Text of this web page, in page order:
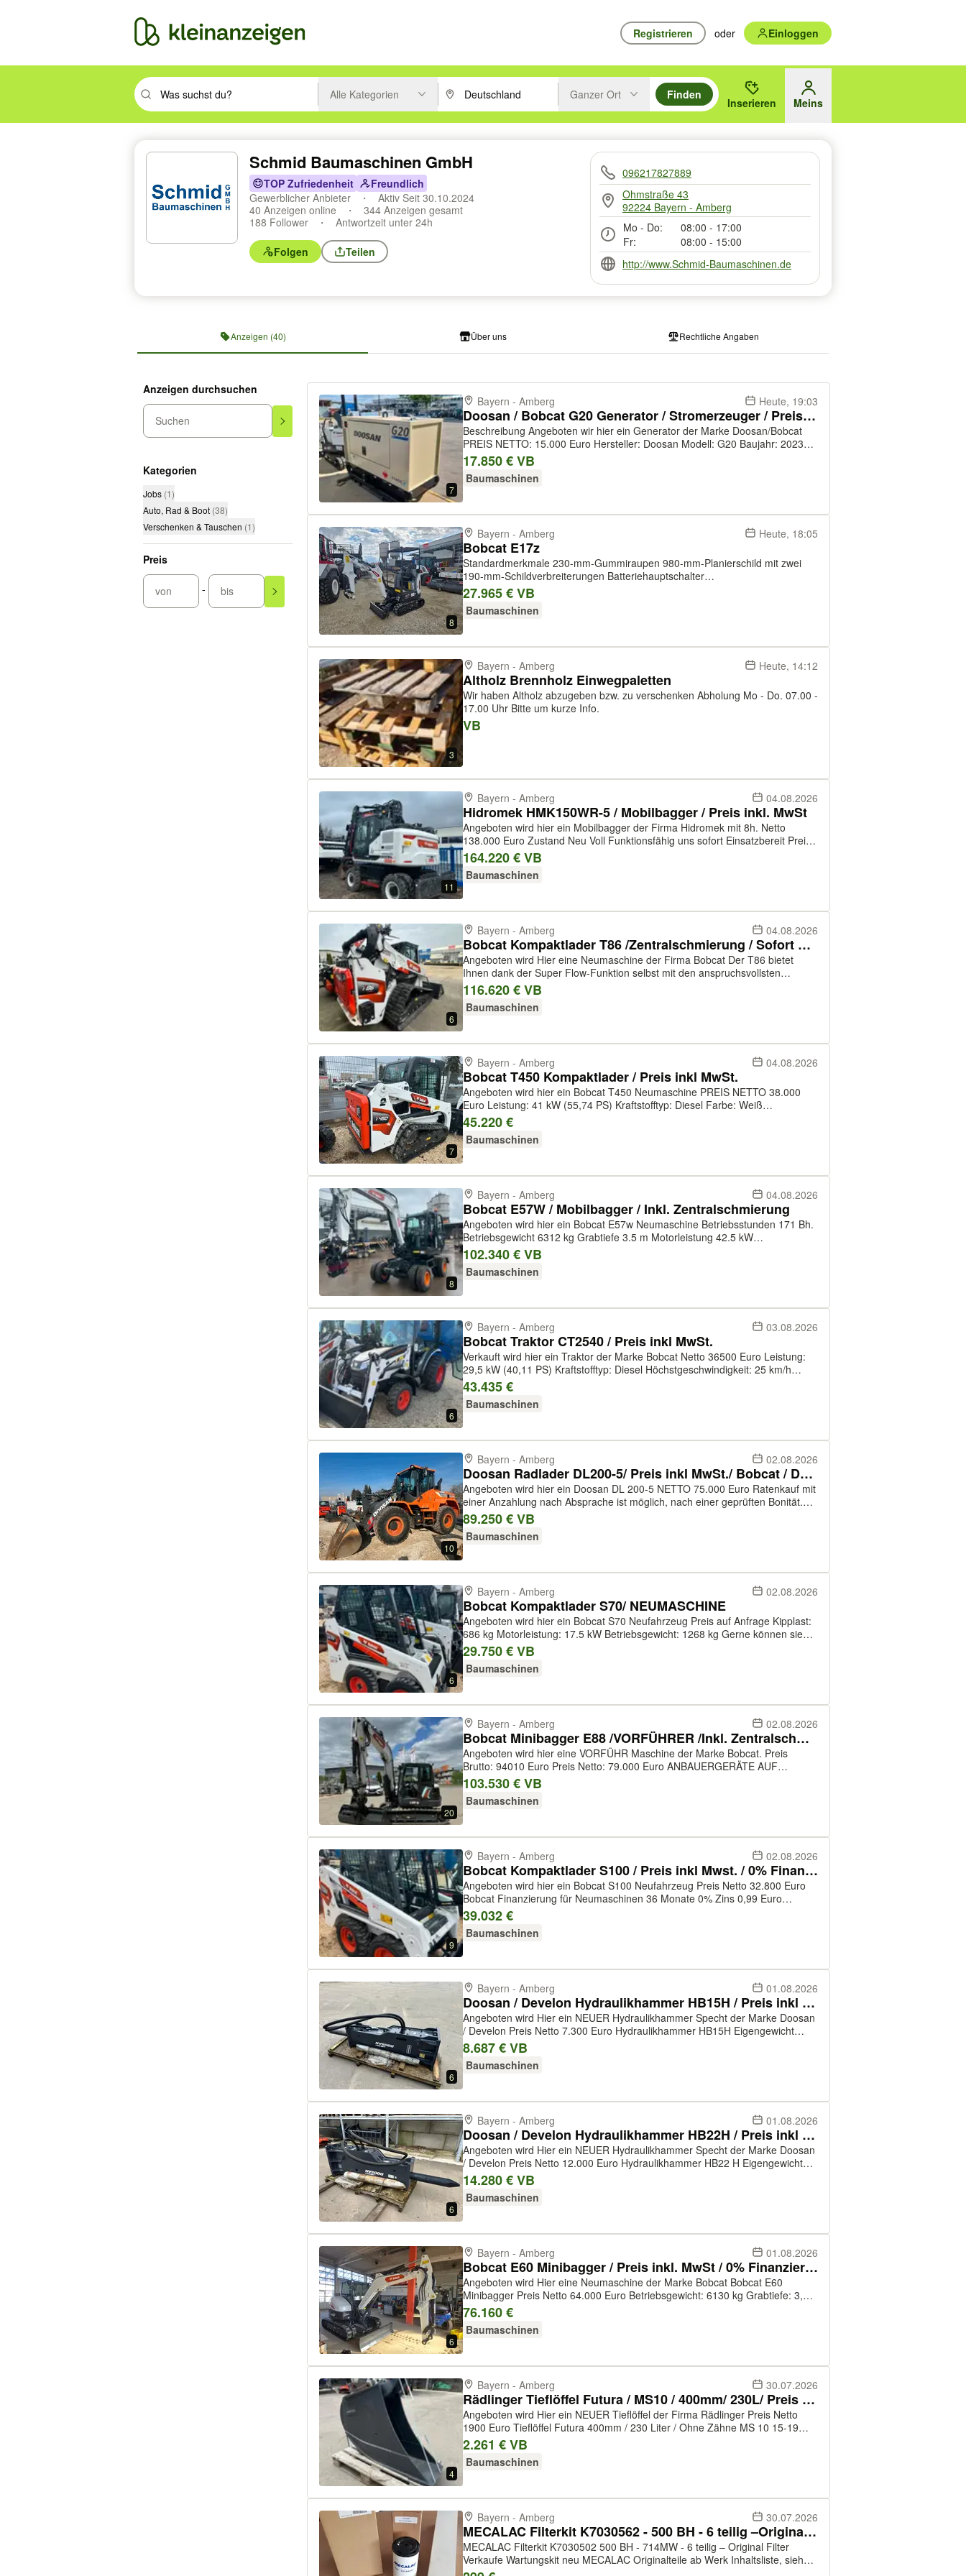
Registrieren oder Einloggen
Suchbegriff eingeben. Eingabetaste drücken um zu suchen, oder Vorschläge mit den Pfeiltasten nach oben/unten durchsuchen und mit Eingabetaste auswählen.
Alle Kategorien PLZ oder Ort eingeben. Eingabetaste drücken um zu suchen, oder Vorschläge mit den Pfeiltasten nach oben/
Ganzer Ort
Finden
Inserieren Meins
Schmid Baumaschinen GmbH
TOP Zufriedenheit
Freundlich
Gewerblicher Anbieter
Aktiv Seit 30.10.2024
40 Anzeigen online
344 Anzeigen gesamt
188 Follower
Antwortzeit unter 24h
Folgen Teilen
096217827889
Ohmstraße 43
92224 Bayern - Amberg
Mo - Do:
08:00 - 17:00
Fr:
08:00 - 15:00
http://www.Schmid-Baumaschinen.de
Anzeigen (40) Über uns Rechtliche Angaben
Anzeigen durchsuchen
Suchen
Kategorien
Jobs (1)
Auto, Rad & Boot (38)
Verschenken & Tauschen (1)
Preis
von - bis
7
Bayern - Amberg Heute, 19:03
Doosan / Bobcat G20 Generator / Stromerzeuger / Preis inkl. Mwst
Beschreibung Angeboten wir hier ein Generator der Marke Doosan/Bobcat
PREIS NETTO: 15.000 Euro Hersteller: Doosan Modell: G20 Baujahr: 2023
Zustand: Neu Leistung: 15 kW (20,39 PS) Ausstattung: UVV 1 x G20-CE –
Stufe 5 – Generator mit 19 KVA und...
17.850 € VB
Baumaschinen
8
Bayern - Amberg Heute, 18:05
Bobcat E17z
Standardmerkmale 230-mm-Gummiraupen 980-mm-Planierschild mit zwei
190-mm-Schildverbreiterungen Batteriehauptschalter
Steuerkonsolenverriegelung Gegengewicht Getränkehalter Doppelt wirkende
Zusatzhydraulik Motorüberwachung mit automatischer-Abschal...
27.965 € VB
Baumaschinen
3
Bayern - Amberg Heute, 14:12
Altholz Brennholz Einwegpaletten
Wir haben Altholz abzugeben bzw. zu verschenken Abholung Mo - Do. 07.00 -
17.00 Uhr Bitte um kurze Info.
VB
11
Bayern - Amberg 04.08.2026
Hidromek HMK150WR-5 / Mobilbagger / Preis inkl. MwSt
Angeboten wird hier ein Mobilbagger der Firma Hidromek mit 8h. Netto
138.000 Euro Zustand Neu Voll Funktionsfähig uns sofort Einsatzbereit Preis
OHNE Schnellwechsler Kraftstofftyp: Diesel Farbe: Weiß Betriebsgewicht:
16.950 kg Reifenzustand: 10...
164.220 € VB
Baumaschinen
6
Bayern - Amberg 04.08.2026
Bobcat Kompaktlader T86 /Zentralschmierung / Sofort Verfügbar
Angeboten wird Hier eine Neumaschine der Firma Bobcat Der T86 bietet
Ihnen dank der Super Flow-Funktion selbst mit den anspruchsvollsten
Anbaugeräten eine unübertroffene Leistung, Bodenhaftung und Kontrolle.
Trotz der kompakten Bauweise der Masch...
116.620 € VB
Baumaschinen
7
Bayern - Amberg 04.08.2026
Bobcat T450 Kompaktlader / Preis inkl MwSt.
Angeboten wird hier ein Bobcat T450 Neumaschine PREIS NETTO 38.000
Euro Leistung: 41 kW (55,74 PS) Kraftstofftyp: Diesel Farbe: Weiß
Gesamtgewicht: 2.961 kg Antriebszustand: 100 % Kettenzustand: 100 %
Ausstattung: Gummiketten, Standard-Schaufel ...
45.220 €
Baumaschinen
8
Bayern - Amberg 04.08.2026
Bobcat E57W / Mobilbagger / Inkl. Zentralschmierung
Angeboten wird hier ein Bobcat E57w Neumaschine Betriebsstunden 171 Bh.
Betriebsgewicht 6312 kg Grabtiefe 3.5 m Motorleistung 42.5 kW
Ausbrechkraft beim Graben 27459 N Heckschwenktyp CTS Motor Bobcat 2,4
l 97/68/EG Stage V, mit Turbolader Kraftst...
102.340 € VB
Baumaschinen
6
Bayern - Amberg 03.08.2026
Bobcat Traktor CT2540 / Preis inkl MwSt.
Verkauft wird hier ein Traktor der Marke Bobcat Netto 36500 Euro Leistung:
29,5 kW (40,11 PS) Kraftstofftyp: Diesel Höchstgeschwindigkeit: 25 km/h
Farbe: Weiß Vorderreifengröße: 25 × 8,5-14 r4 Hinterreifengröße: 15-19,5 r4
Arbeitsbreite: 1.385 m...
43.435 €
Baumaschinen
10
Bayern - Amberg 02.08.2026
Doosan Radlader DL200-5/ Preis inkl MwSt./ Bobcat / Develon
Angeboten wird hier ein Doosan DL 200-5 NETTO 75.000 Euro Ratenkauf mit
einer Anzahlung nach Absprache ist möglich, nach einer geprüften Bonität.
Baujahr 2019 430Std Eigenschaften Standard Hubgerüst - Bolzenhöhe :
3.730 mm Long-Boom Hubgerüst...
89.250 € VB
Baumaschinen
6
Bayern - Amberg 02.08.2026
Bobcat Kompaktlader S70/ NEUMASCHINE
Angeboten wird hier ein Bobcat S70 Neufahrzeug Preis auf Anfrage Kipplast:
686 kg Motorleistung: 17.5 kW Betriebsgewicht: 1268 kg Gerne können sie
die Maschine auf unseren Hof nach Telefonisch Absprache besichtigen oder
Probefahren. Bei Fragen...
29.750 € VB
Baumaschinen
20
Bayern - Amberg 02.08.2026
Bobcat Minibagger E88 /VORFÜHRER /Inkl. Zentralschmierung / 8-10T
Angeboten wird hier eine VORFÜHR Maschine der Marke Bobcat. Preis
Brutto: 94010 Euro Preis Netto: 79.000 Euro ANBAUERGERÄTE AUF
ANFRAGE Bobcat E88 Baujahr: 2022 Betriebsstunden: 250 Std Ausstattung:
103.530 € VB
Baumaschinen
9
Bayern - Amberg 02.08.2026
Bobcat Kompaktlader S100 / Preis inkl Mwst. / 0% Finanzierung
Angeboten wird hier ein Bobcat S100 Neufahrzeug Preis Netto 32.800 Euro
Bobcat Finanzierung für Neumaschinen 36 Monate 0% Zins 0,99 Euro
Anzahlung 48 Monate 0% Zins 1,69 Euro Anzahlung 60 Monate 0% Zins 2,09
Euro Anzahlung Gültigkeit: bis 30.09....
39.032 €
Baumaschinen
6
Bayern - Amberg 01.08.2026
Doosan / Develon Hydraulikhammer HB15H / Preis inkl MwSt / Specht
Angeboten wird Hier ein NEUER Hydraulikhammer Specht der Marke Doosan
/ Develon Preis Netto 7.300 Euro Hydraulikhammer HB15H Eigengewicht
1007 KG / Trägergerät 10-15 Tonnen Öl Fluss: 80-110 Liter / Schlagzahl 700
1/min Kopfplatte auf Anfrage un...
8.687 € VB
Baumaschinen
6
Bayern - Amberg 01.08.2026
Doosan / Develon Hydraulikhammer HB22H / Preis inkl MwSt / Specht
Angeboten wird Hier ein NEUER Hydraulikhammer Specht der Marke Doosan
/ Develon Preis Netto 12.000 Euro Hydraulikhammer HB22 H Eigengewicht
2046 KG / Trägergerät 18-26 Tonnen Öl Fluss: 120-180 Liter /
Schlagfrequenz 350 – 500 bpm Schlagenergie 3...
14.280 € VB
Baumaschinen
6
Bayern - Amberg 01.08.2026
Bobcat E60 Minibagger / Preis inkl. MwSt / 0% Finanzierung
Angeboten wird Hier eine Neumaschine der Marke Bobcat Bobcat E60
Minibagger Preis Netto 64.000 Euro Betriebsgewicht: 6130 kg Grabtiefe: 3,5
m Motorleistung: 41 kW 1960-mm-Planierschild 400-mm-Gummiraupen
Deluxe-Display, integriert schlüssellos...
76.160 €
Baumaschinen
4
Bayern - Amberg 30.07.2026
Rädlinger Tieflöffel Futura / MS10 / 400mm/ 230L/ Preis inkl Mwst
Angeboten wird Hier ein NEUER Tieflöffel der Firma Rädlinger Preis Netto
1900 Euro Tieflöffel Futura 400mm / 230 Liter / Ohne Zähne MS 10 15-19
Tonnen Sie erhalten eine Rechnung mit ausgewiesener Mehrwertsteuer. Bei
Fragen oder Interesse an ei...
2.261 € VB
Baumaschinen
Bayern - Amberg 30.07.2026
MECALAC Filterkit K7030562 - 500 BH - 6 teilig –Original 714 MW
MECALAC Filterkit K7030502 500 BH - 714MW - 6 teilig – Original Filter
Verkaufe Wartungskit neu MECALAC Originalteile ab Werk Inhaltsliste, siehe
Anbei verbaut 714 MW Seriennummer ab 80500 Tier 3 ab 80747 + 80745